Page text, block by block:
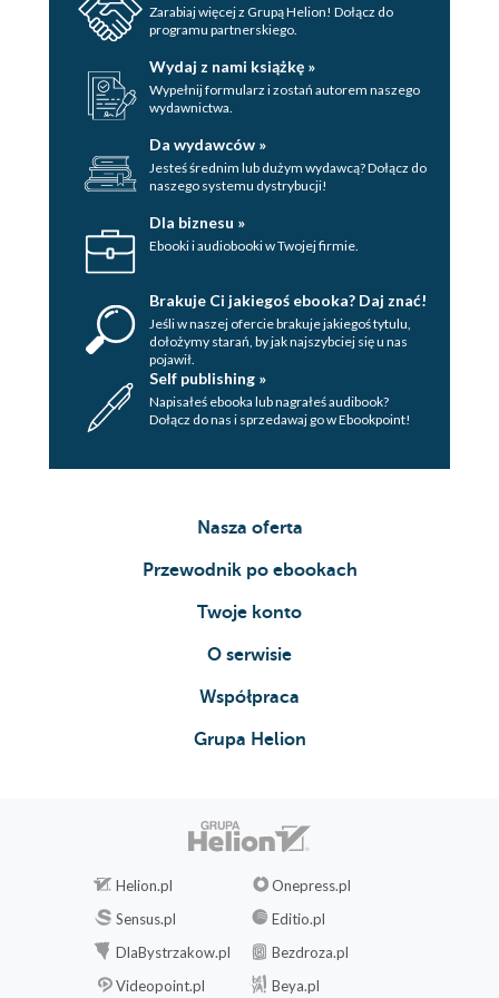
Zarabiaj więcej z Grupą Helion! Dołącz do
programu partnerskiego.
Wydaj z nami książkę »
Wypełnij formularz i zostań autorem naszego
wydawnictwa.
Da wydawców »
Jesteś średnim lub dużym wydawcą? Dołącz do
naszego systemu dystrybucji!
Dla biznesu »
Ebooki i audiobooki w Twojej firmie.
Brakuje Ci jakiegoś ebooka? Daj znać!
Jeśli w naszej ofercie brakuje jakiegoś tytulu,
dołożymy starań, by jak najszybciej się u nas
pojawił.
Self publishing »
Napisałeś ebooka lub nagrałeś audibook?
Dołącz do nas i sprzedawaj go w Ebookpoint!
Nasza oferta
Przewodnik po ebookach
Twoje konto
O serwisie
Współpraca
Grupa Helion
Helion.pl
Onepress.pl
Sensus.pl
Editio.pl
DlaBystrzakow.pl
Bezdroza.pl
Videopoint.pl
Beya.pl